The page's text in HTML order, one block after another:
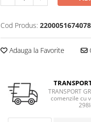
Cod Produs: 2200051674078
Adauga la Favorite
TRANSPORT
comenzile cu